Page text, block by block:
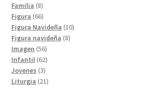
Familia 88
productos
Figura 6666
productos
Figura Navideña 1010
Figura navideña 88
Imagen 5656
productos
Infantil 6262
productos
Jovenes 33
productos
Liturgia 2121